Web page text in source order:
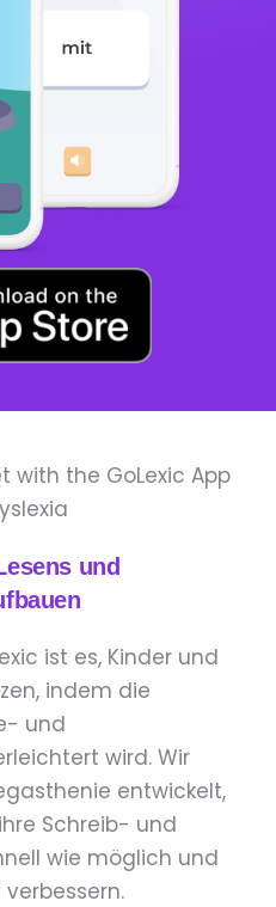
und
ist es, Kinder und
indem die
und
wird. Wir
entwickelt,
Schreib- und
wie möglich und